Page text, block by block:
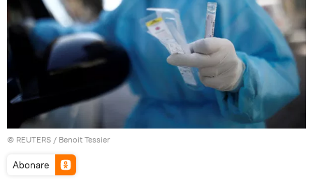
© REUTERS / Benoit Tessier
Abonare